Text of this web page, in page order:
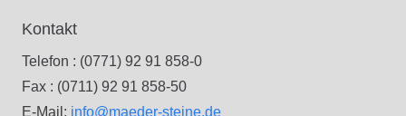
Kontakt
Telefon : (0771) 92 91 858-0
Fax : (0711) 92 91 858-50
E-Mail: info@maeder-steine.de